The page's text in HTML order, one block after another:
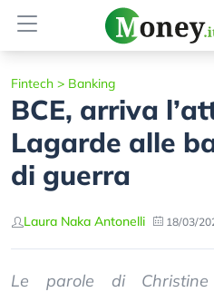
Fintech > Banking
BCE, arriva
Lagarde alle
di guerra
Laura Naka Antonelli 18/03/
Le parole di